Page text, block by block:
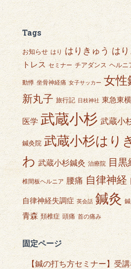
:
Tags
お知らせ はり はりきゅう は
トレス セミナー チアダンス ヘルニ
動悸 坐骨神経痛 女子サッカー 女性
新丸子 旅行記 日枝神社 東急東
医学 武蔵小杉 武蔵小
鍼灸院 武蔵小杉はり
わ 武蔵小杉鍼灸 治療院 目黒
椎間板ヘルニア 腰痛 自律神経
自律神経失調症 英会話 鍼灸
青森 頚椎症 頭痛 首の痛み
固定ページ
【鍼の打ち方セミナー】受